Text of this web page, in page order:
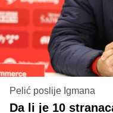
Pelić poslije Igmana
Da li je 10